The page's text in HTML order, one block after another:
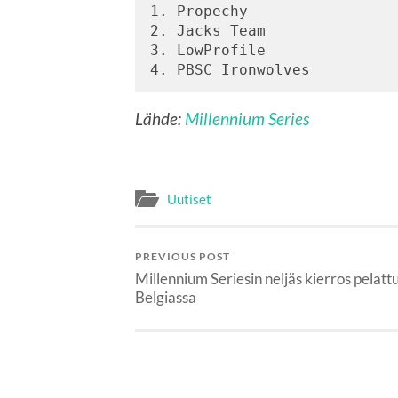
1. Propechy
2. Jacks Team
3. LowProfile
Lähde: Millennium Series
Uutiset
PREVIOUS POST
Millennium Seriesin neljäs kierros
Belgiassa